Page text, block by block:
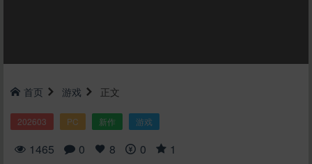
首页 游戏 正文
202603 PC 新作 游戏
1465 0 8 0 1